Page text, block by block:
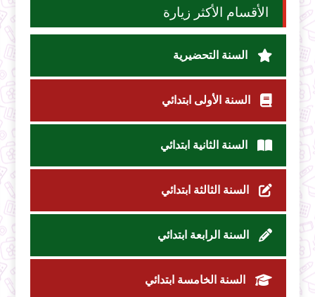
الأقسام الأكثر زيارة
السنة التحضيرية
السنة الأولى ابتدائي
السنة الثانية ابتدائي
السنة الثالثة ابتدائي
السنة الرابعة ابتدائي
السنة الخامسة ابتدائي